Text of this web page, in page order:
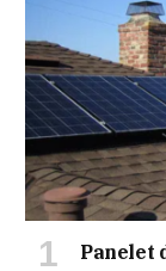
Panelet